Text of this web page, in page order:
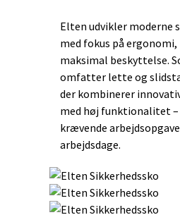
Elten udvikler moderne
med fokus på
maksimal beskyttelse.
omfatter lette og
der kombinerer
med høj funktionalitet
krævende
arbejdsdage.